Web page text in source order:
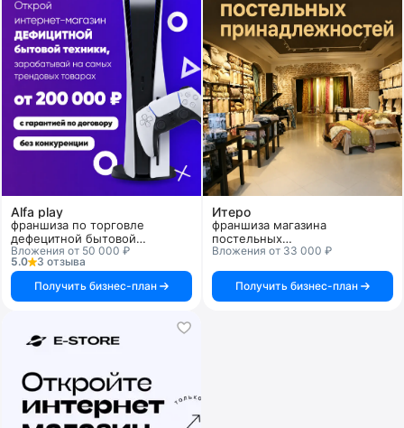
Alfa play
франшиза по торговле
дефецитной бытовой
электроники
Вложения от 50 000 ₽
5.0
3 отзыва
Получить бизнес-план
Итеро
франшиза магазина
постельных
принадлежностей
Вложения от 33 000 ₽
Получить бизнес-план